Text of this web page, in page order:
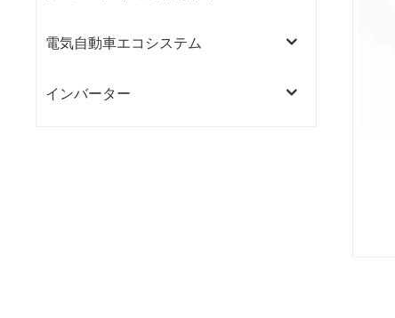
電気自動車エコシステム
インバーター